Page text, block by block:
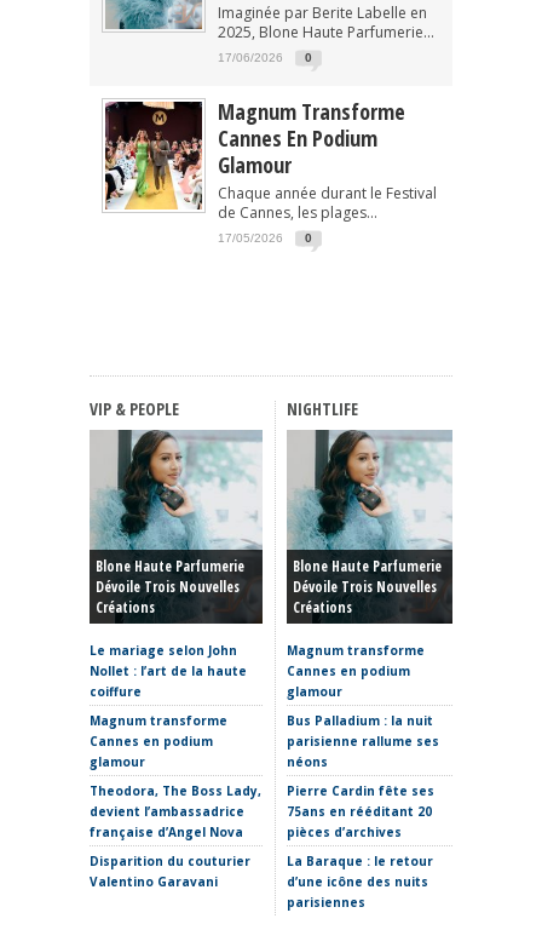
Imaginée par Berite Labelle en
2025, Blone Haute Parfumerie...
17/06/2026 0
Magnum Transforme
Cannes En Podium
Glamour
Chaque année durant le Festival
de Cannes, les plages...
17/05/2026 0
VIP & PEOPLE
Blone Haute Parfumerie
Dévoile Trois Nouvelles
Créations
Le mariage selon John
Nollet : l’art de la haute
coiffure
Magnum transforme
Cannes en podium
glamour
Theodora, The Boss Lady,
devient l’ambassadrice
française d’Angel Nova
Disparition du couturier
Valentino Garavani
NIGHTLIFE
Blone Haute Parfumerie
Dévoile Trois Nouvelles
Créations
Magnum transforme
Cannes en podium
glamour
Bus Palladium : la nuit
parisienne rallume ses
néons
Pierre Cardin fête ses
75ans en rééditant 20
pièces d’archives
La Baraque : le retour
d’une icône des nuits
parisiennes